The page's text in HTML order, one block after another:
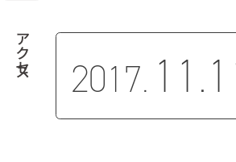
アクセス 2017.